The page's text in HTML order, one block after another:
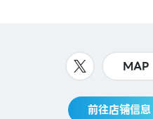
MAP
前往店铺信息